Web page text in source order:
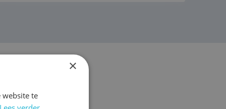
Verkoper
×
website te